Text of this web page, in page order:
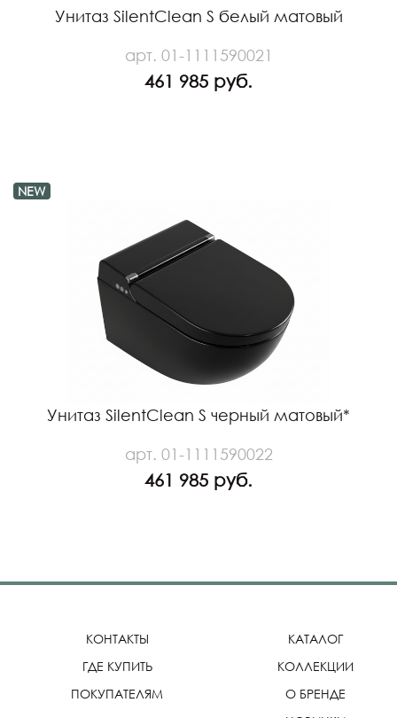
Унитаз SilentClean S белый матовый
арт. 01-1111590021
461 985 руб.
NEW
Унитаз SilentClean S черный матовый*
арт. 01-1111590022
461 985 руб.
КОНТАКТЫ
ГДЕ КУПИТЬ
ПОКУПАТЕЛЯМ
КАТАЛОГ
КОЛЛЕКЦИИ
О БРЕНДЕ